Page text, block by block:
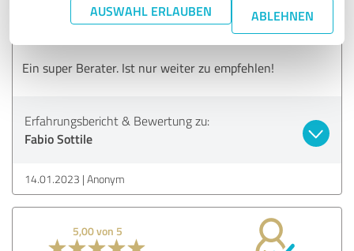
AUSWAHL ERLAUBEN ABLEHNEN
SEHR GUT Empfehlung
Ein super Berater. Ist nur weiter zu empfehlen!
Erfahrungsbericht & Bewertung zu:
Fabio Sottile
14.01.2023 Anonym
5,00 von 5